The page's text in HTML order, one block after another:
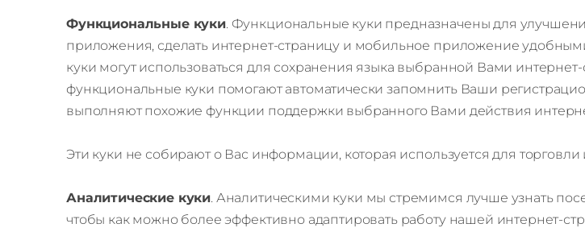
Функциональные куки. Функциональные куки предназначены для
приложения, сделать интернет-страницу и мобильное приложение
куки могут использоваться для сохранения языка выбранной Вами
функциональные куки помогают автоматически запомнить Ваши
выполняют похожие функции поддержки выбранного Вами действия
Эти куки не собирают о Вас информации, которая используется для торговли
Аналитические куки. Аналитическими куки мы стремимся лучше узнать
чтобы как можно более эффективно адаптировать работу нашей интернет-